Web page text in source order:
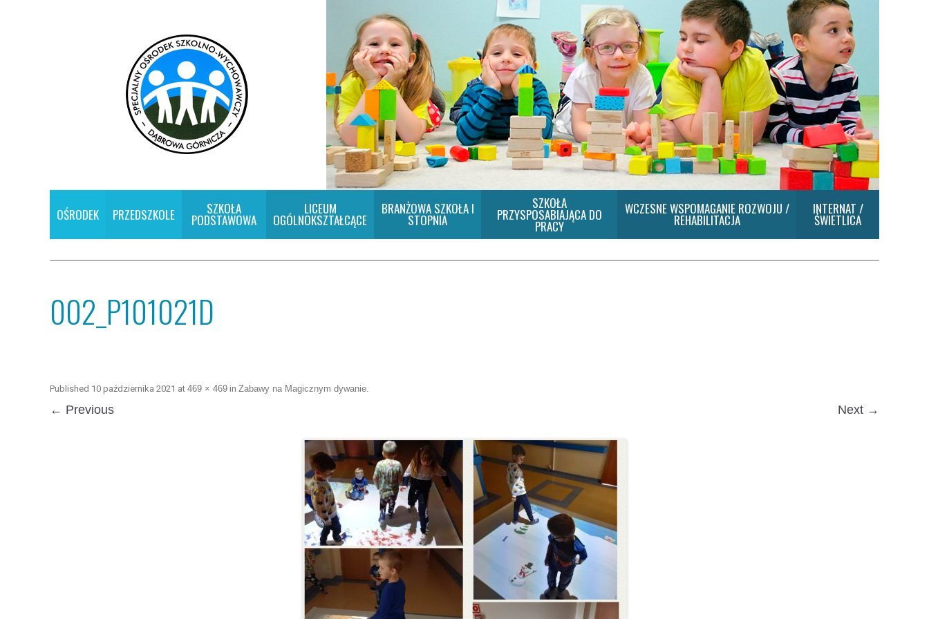
OŚRODEK PRZEDSZKOLE SZKOŁA
PODSTAWOWA
LICEUM
OGÓLNOKSZTAŁCĄCE
BRANŻOWA SZKOŁA I
STOPNIA
SZKOŁA
PRZYSPOSABIAJĄCA DO
PRACY
WCZESNE WSPOMAGANIE ROZWOJU /
REHABILITACJA
INTERNAT /
ŚWIETLICA
002_P101021D
Published 10 października 2021 at 469 × 469 in Zabawy na Magicznym dywanie.
← Previous Next →